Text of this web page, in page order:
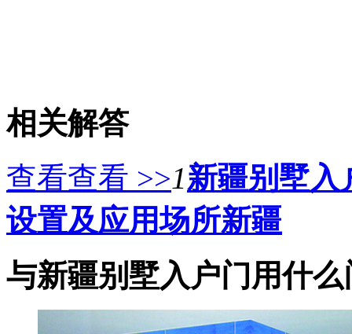
相关解答
查看查看 >>1新疆别墅入
设置及应用场所新疆
与新疆别墅入户门用什